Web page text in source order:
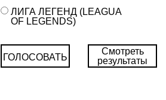
ЛИГА ЛЕГЕНД (LEAGUA
OF LEGENDS)
ГОЛОСОВАТЬ
Смотреть
результаты